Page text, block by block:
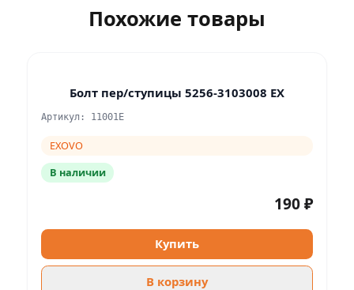
Похожие товары
Болт пер/ступицы 5256-3103008 EX
Артикул: 11001E
EXOVO
В наличии
190 ₽
Купить
В корзину